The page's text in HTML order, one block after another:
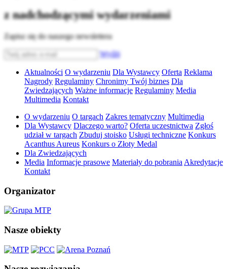
z nadchodzącymi wydarzeniami
Zapisz się do naszego newslettera
Wyślij
Aktualności O wydarzeniu Dla Wystawcy Oferta Reklama
Nagrody Regulaminy Chronimy Twój biznes Dla
Zwiedzających Ważne informacje Regulaminy Media
Multimedia Kontakt
O wydarzeniu O targach Zakres tematyczny Multimedia
Dla Wystawcy Dlaczego warto? Oferta uczestnictwa Zgłoś
udział w targach Zbuduj stoisko Usługi techniczne Konkurs
Acanthus Aureus Konkurs o Złoty Medal
Dla Zwiedzających
Media Informacje prasowe Materiały do pobrania Akredytacje
Kontakt
Organizator
Nasze obiekty